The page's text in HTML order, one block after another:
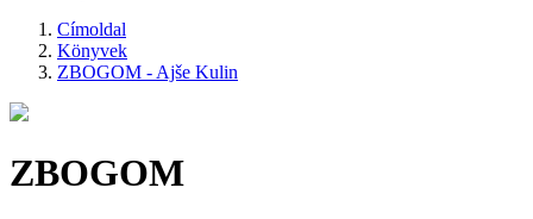
Címoldal
Könyvek
ZBOGOM - Ajše Kulin
ZBOGOM